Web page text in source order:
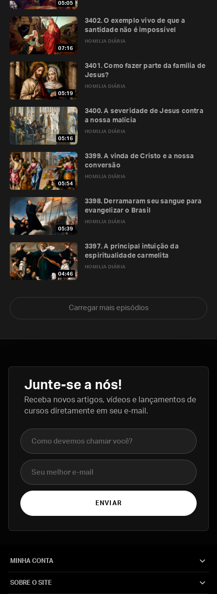
05:05
07:16
HOMILIA DIÁRIA
3402. O exemplo vivo de que a
santidade não é impossível
05:19
HOMILIA DIÁRIA
3401. Como fazer parte da família de
Jesus?
05:16
HOMILIA DIÁRIA
3400. A severidade de Jesus contra
a nossa malícia
05:54
HOMILIA DIÁRIA
3399. A vinda de Cristo e a nossa
conversão
05:39
HOMILIA DIÁRIA
3398. Derramaram seu sangue para
evangelizar o Brasil
04:46
HOMILIA DIÁRIA
3397. A principal intuição da
espiritualidade carmelita
Carregar mais episódios
Junte-se a nós!
Receba novos artigos, vídeos e lançamentos de
cursos diretamente em seu e-mail.
Nome completo
E-mail
ENVIAR
MINHA CONTA
SOBRE O SITE